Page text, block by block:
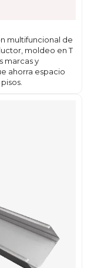
multifuncional de
moldeo en T
marcas y
ahorra espacio